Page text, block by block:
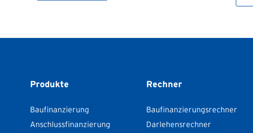
Produkte
Baufinanzierung
Anschlussfinanzierung
Rechner
Baufinanzierungsrechner
Darlehensrechner